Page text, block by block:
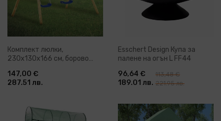
Комплект люлки,
230x130x166 см, борово
147,00 €
287.51 лв.
Esschert Design Купа за
палене на огън L FF44
96,64 €
189.01 лв.
113,48 €
221.95 лв.